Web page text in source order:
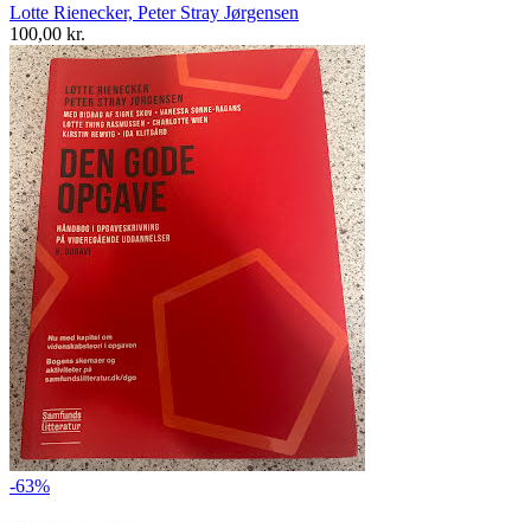
Lotte Rienecker, Peter Stray Jørgensen
100,00 kr.
-63%